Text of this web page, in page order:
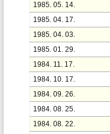
1985. 05. 14.
1985. 04. 17.
1985. 04. 03.
1985. 01. 29.
1984. 11. 17.
1984. 10. 17.
1984. 09. 26.
1984. 08. 25.
1984. 08. 22.